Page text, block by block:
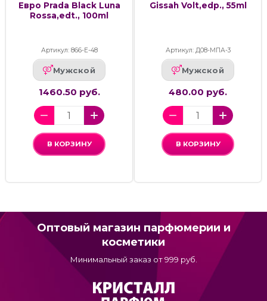
Евро Prada Black Luna
Rossa,edt., 100ml
Артикул: 866-Е-48
Мужской
1460.50 руб.
В КОРЗИНУ
Gissah Volt,edp., 55ml
Артикул: Д08-МПА-3
Мужской
480.00 руб.
В КОРЗИНУ
Оптовый магазин парфюмерии и
косметики
Минимальный заказ от 999 руб.